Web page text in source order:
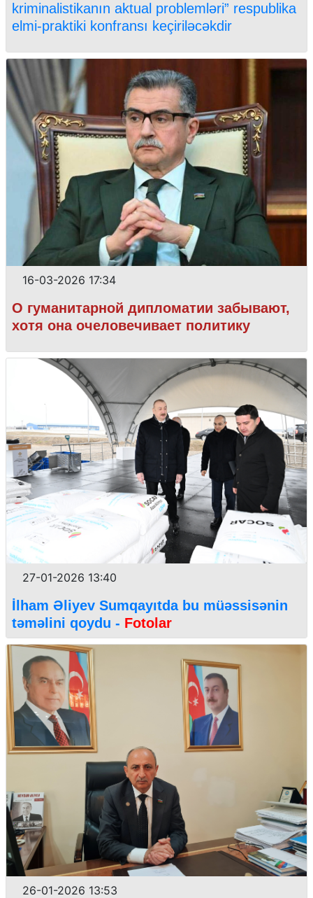
kriminalistikanın aktual problemləri” respublika
elmi-praktiki konfransı keçiriləcəkdir
16-03-2026 17:34
О гуманитарной дипломатии забывают,
хотя она очеловечивает политику
27-01-2026 13:40
İlham Əliyev Sumqayıtda bu müəssisənin
təməlini qoydu - Fotolar
26-01-2026 13:53